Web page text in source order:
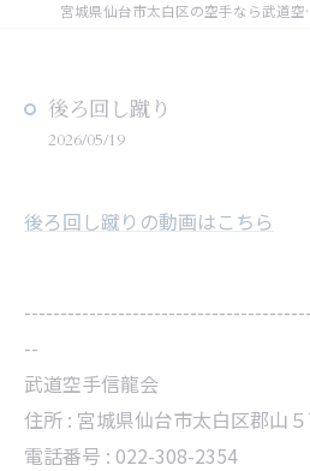
宮城県仙
後ろ回し蹴り
2026/05/19
後ろ回し蹴りの動画はこちら
--
武道空手信龍会
住所 : 宮城県仙台市太白区郡山
電話番号 : 022-308-2354